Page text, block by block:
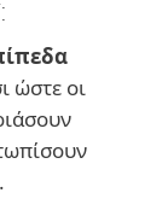
ώστε οι